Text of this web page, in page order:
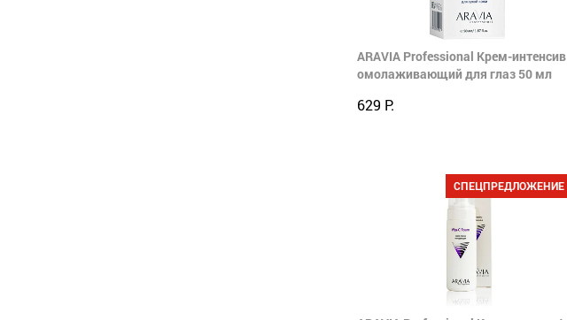
ARAVIA Professional Крем-интенсив
омолаживающий для глаз 50 мл
629 Р.
СПЕЦПРЕДЛОЖЕНИЕ